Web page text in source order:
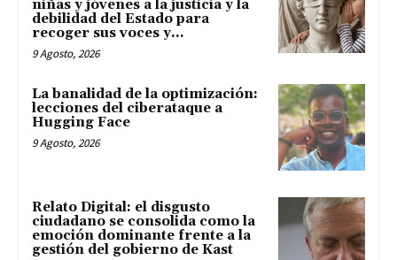
niñas y jóvenes a la justicia y la
debilidad del Estado para
recoger sus voces y...
9 Agosto, 2026
La banalidad de la optimización:
lecciones del ciberataque a
Hugging Face
9 Agosto, 2026
Relato Digital: el disgusto
ciudadano se consolida como la
emoción dominante frente a la
gestión del gobierno de Kast